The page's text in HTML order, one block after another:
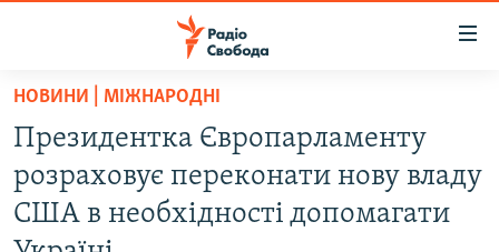
Перейти
основного
матеріалу
Перейти
до
ВСЕ ЗА ДОБУ
СТАТТІ
ПОЛІТИКА
ВІЙНА
НОВИНИ | МІЖНАРОДНІ
Президентка Європарламенту
розраховує переконати нову владу
США в необхідності допомагати